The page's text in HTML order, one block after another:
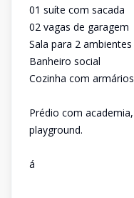
01 suíte com sacada
02 vagas de garagem
Sala para 2
Banheiro social
Cozinha com armários
Prédio com
playground.
á